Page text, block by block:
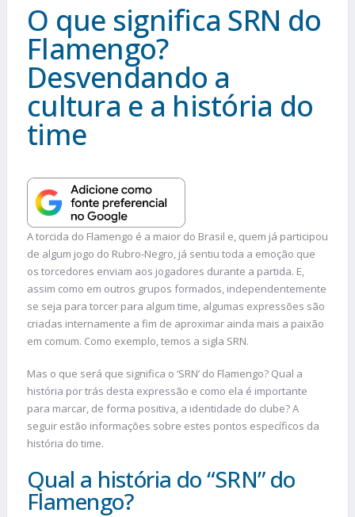
O que significa SRN do
Flamengo?
Desvendando a
cultura e a história do
time
A torcida do Flamengo é a maior do Brasil e, quem já participou
de algum jogo do Rubro-Negro, já sentiu toda a emoção que
os torcedores enviam aos jogadores durante a partida. E,
assim como em outros grupos formados, independentemente
se seja para torcer para algum time, algumas expressões são
criadas internamente a fim de aproximar ainda mais a paixão
em comum. Como exemplo, temos a sigla SRN.
Mas o que será que significa o ‘SRN’ do Flamengo? Qual a
história por trás desta expressão e como ela é importante
para marcar, de forma positiva, a identidade do clube? A
seguir estão informações sobre estes pontos específicos da
história do time.
Qual a história do “SRN” do
Flamengo?